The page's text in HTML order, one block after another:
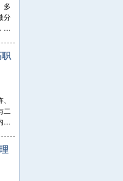
练
点
与
多
分
包
程
练
点
与
二
容